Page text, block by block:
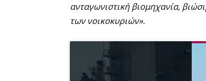
ανταγωνιστική βιομηχανία,
των νοικοκυριών».